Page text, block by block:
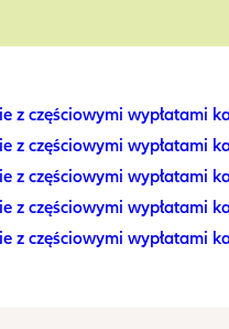
z częściowymi wypłatami
z częściowymi wypłatami
z częściowymi wypłatami
z częściowymi wypłatami
z częściowymi wypłatami